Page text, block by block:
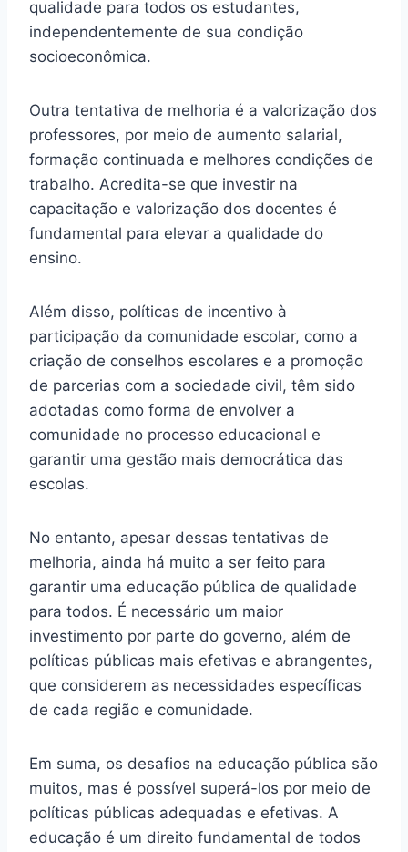
qualidade para todos os estudantes,
independentemente de sua condição
socioeconômica.
Outra tentativa de melhoria é a valorização dos
professores, por meio de aumento salarial,
formação continuada e melhores condições de
trabalho. Acredita-se que investir na
capacitação e valorização dos docentes é
fundamental para elevar a qualidade do
ensino.
Além disso, políticas de incentivo à
participação da comunidade escolar, como a
criação de conselhos escolares e a promoção
de parcerias com a sociedade civil, têm sido
adotadas como forma de envolver a
comunidade no processo educacional e
garantir uma gestão mais democrática das
escolas.
No entanto, apesar dessas tentativas de
melhoria, ainda há muito a ser feito para
garantir uma educação pública de qualidade
para todos. É necessário um maior
investimento por parte do governo, além de
políticas públicas mais efetivas e abrangentes,
que considerem as necessidades específicas
de cada região e comunidade.
Em suma, os desafios na educação pública são
muitos, mas é possível superá-los por meio de
políticas públicas adequadas e efetivas. A
educação é um direito fundamental de todos